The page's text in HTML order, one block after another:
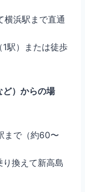
横浜駅まで直通
駅）または徒歩
ど）からの場
まで（約60〜
り換えて新高島